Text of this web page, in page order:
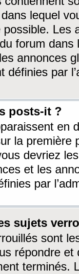
lequel
possible. Les
forum dans
annonces
définies par
posts-it ?
en
la première
devriez
et les
par
sujets
sont
répondre
terminés.